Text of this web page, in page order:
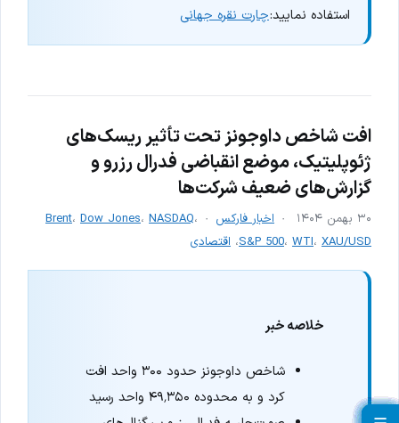
استفاده نمایید:چارت نقره جهانی
افت شاخص داوجونز تحت تأثیر ریسک‌های
ژئوپلیتیک، موضع انقباضی فدرال رزرو و
گزارش‌های ضعیف شرکت‌ها
۳۰ بهمن ۱۴۰۴ اخبار فارکس Brent، Dow Jones، NASDAQ،
S&P 500، WTI، XAU/USD ، اقتصادی
خلاصه خبر
شاخص داوجونز حدود ۳۰۰ واحد افت
کرد و به محدوده ۴۹٬۳۵۰ واحد رسید